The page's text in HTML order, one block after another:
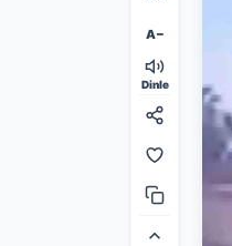
A−
Dinle